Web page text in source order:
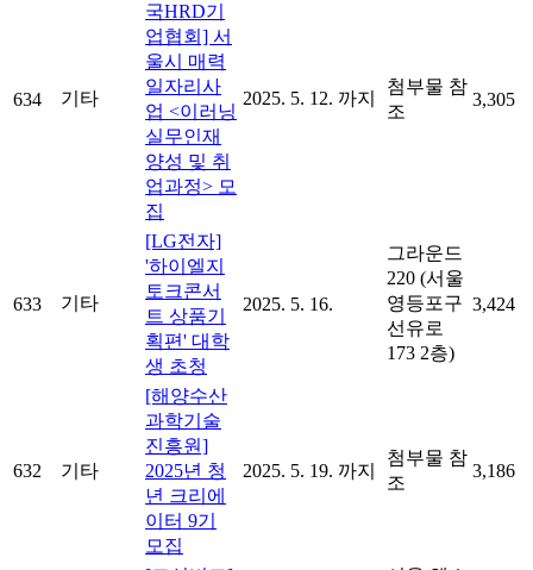
634 기타
국HRD기
업협회] 서
울시 매력
일자리사
업 <이러닝
실무인재
양성 및 취
업과정> 모
집
2025. 5. 12. 까지
첨부물 참
조
3,305
633 기타
[LG전자]
'하이엘지
토크콘서
트 상품기
획편' 대학
생 초청
2025. 5. 16.
그라운드
220 (서울
영등포구
선유로
173 2층)
3,424
632 기타
[해양수산
과학기술
진흥원]
2025년 청
년 크리에
이터 9기
모집
2025. 5. 19. 까지
첨부물 참
조
3,186